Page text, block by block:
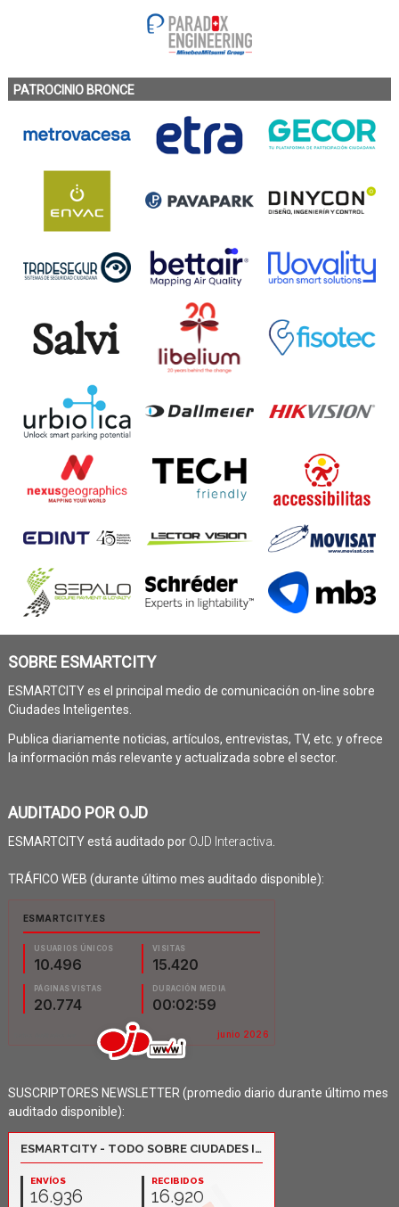
PATROCINIO BRONCE
SOBRE ESMARTCITY
ESMARTCITY es el principal medio de comunicación on-line sobre
Ciudades Inteligentes.
Publica diariamente noticias, artículos, entrevistas, TV, etc. y ofrece
la información más relevante y actualizada sobre el sector.
AUDITADO POR OJD
ESMARTCITY está auditado por OJD Interactiva
TRÁFICO WEB (durante último mes auditado disponible):
SUSCRIPTORES NEWSLETTER (promedio diario durante último mes
auditado disponible):